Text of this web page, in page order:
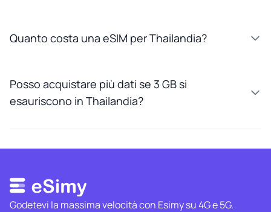
Quanto costa una eSIM per Thailandia?
Posso acquistare più dati se 3 GB si
esauriscono in Thailandia?
Godetevi la massima velocità con Esimy su 4G e 5G.